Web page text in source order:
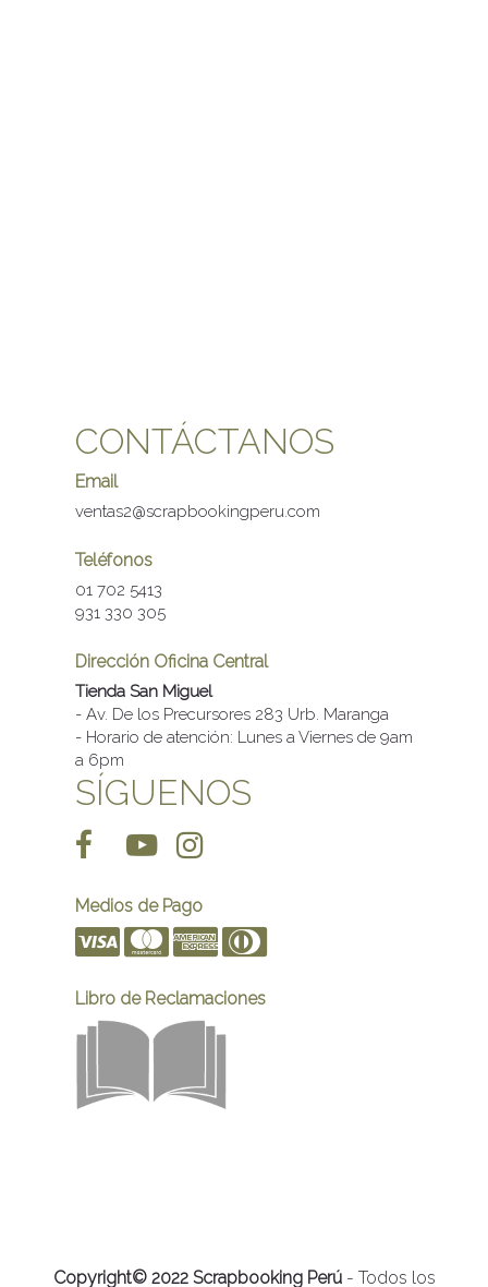
CONTÁCTANOS
Email
ventas2@scrapbookingperu.com
Teléfonos
01 702 5413
931 330 305
Dirección Oficina Central
Tienda San Miguel
- Av. De los Precursores 283 Urb. Maranga
- Horario de atención: Lunes a Viernes de 9am
a 6pm
SÍGUENOS
Medios de Pago
Libro de Reclamaciones
Copyright© 2022 Scrapbooking Perú - Todos los